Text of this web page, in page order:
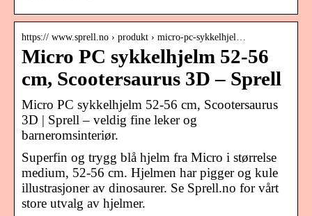
https:// www.sprell.no › produkt › micro-pc-sykkelhjel…
Micro PC sykkelhjelm 52-56
cm, Scootersaurus 3D – Sprell
Micro PC sykkelhjelm 52-56 cm, Scootersaurus
3D | Sprell – veldig fine leker og
barneromsinteriør.
Superfin og trygg blå hjelm fra Micro i størrelse
medium, 52-56 cm. Hjelmen har pigger og kule
illustrasjoner av dinosaurer. Se Sprell.no for vårt
store utvalg av hjelmer.